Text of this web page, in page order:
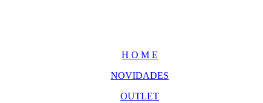
H O M E
NOVIDADES
OUTLET